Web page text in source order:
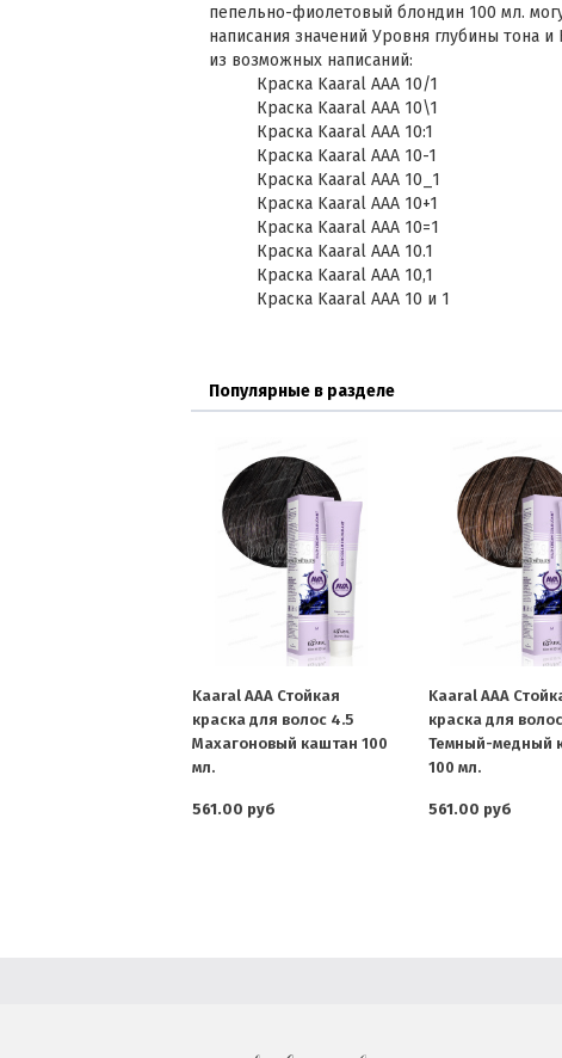
пепельно-фиолетовый блондин 100 мл.
написания значений Уровня глубины тона
из возможных написаний:
Краска Kaaral AAA 10/1
Краска Kaaral AAA 10\1
Краска Kaaral AAA 10:1
Краска Kaaral AAA 10-1
Краска Kaaral AAA 10_1
Краска Kaaral AAA 10+1
Краска Kaaral AAA 10=1
Краска Kaaral AAA 10.1
Краска Kaaral AAA 10,1
Краска Kaaral AAA 10 и 1
Популярные в разделе
Kaaral AAA Стойкая
краска для волос 4.5
Махагоновый каштан 100
мл.
561.00 руб
Kaaral AAA
краска для
Темный-медный
100 мл.
561.00 руб